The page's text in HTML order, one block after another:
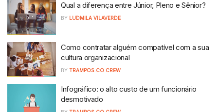
Qual a diferença entre Júnior, Pleno e Sênior?
BY LUDMILA VILAVERDE
Como contratar alguém compatível com a sua
cultura organizacional
BY TRAMPOS.CO CREW
Infográfico: o alto custo de um funcionário
desmotivado